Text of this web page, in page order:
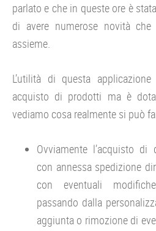
parlato e che in queste ore è
di avere numerose novità
assieme.
L’utilità di questa
acquisto di prodotti ma è
vediamo cosa realmente si può
Ovviamente l’acquisto
con annessa spedizione
con eventuali
passando dalla
aggiunta o rimozione di